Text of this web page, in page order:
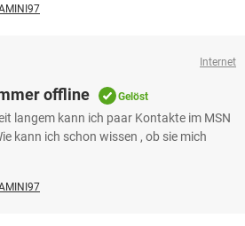
Internet
offline Gelöst
langem kann ich paar Kontakte im MSN
kann ich schon wissen , ob sie mich